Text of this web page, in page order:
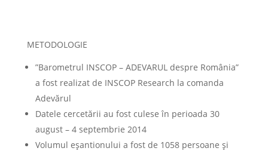
METODOLOGIE
”Barometrul INSCOP – ADEVARUL despre România”
a fost realizat de INSCOP Research la comanda
Adevărul
Datele cercetării au fost culese în perioada 30
august – 4 septembrie 2014
Volumul eșantionului a fost de 1058 persoane și